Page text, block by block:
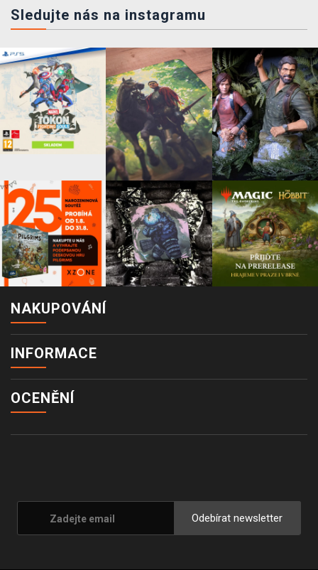
Sledujte nás na instagramu
NAKUPOVÁNÍ
INFORMACE
OCENĚNÍ
Odebírat newsletter